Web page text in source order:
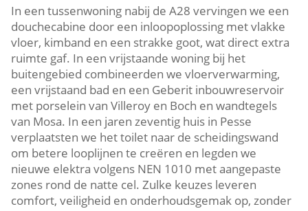
In een tussenwoning nabij de A28 vervingen we een
douchecabine door een inloopoplossing met vlakke
vloer, kimband en een strakke goot, wat direct extra
ruimte gaf. In een vrijstaande woning bij het
buitengebied combineerden we vloerverwarming,
een vrijstaand bad en een Geberit inbouwreservoir
met porselein van Villeroy en Boch en wandtegels
van Mosa. In een jaren zeventig huis in Pesse
verplaatsten we het toilet naar de scheidingswand
om betere looplijnen te creëren en legden we
nieuwe elektra volgens NEN 1010 met aangepaste
zones rond de natte cel. Zulke keuzes leveren
comfort, veiligheid en onderhoudsgemak op, zonder